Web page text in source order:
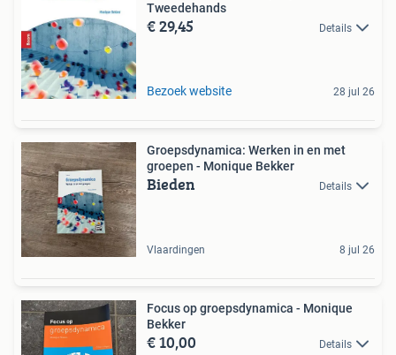
Tweedehands
€ 29,45 Details
Bezoek website 28 jul 26
Groepsdynamica: Werken in en met
groepen - Monique Bekker
Bieden Details
Vlaardingen 8 jul 26
Focus op groepsdynamica - Monique
Bekker
€ 10,00 Details